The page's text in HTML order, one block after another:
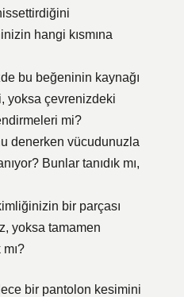
hangi kısmına
bu beğeninin kaynağı
yoksa çevrenizdeki
mi?
denerken vücudunuzla
Bunlar tanıdık mı,
bir parçası
yoksa tamamen
bir pantolon kesimini